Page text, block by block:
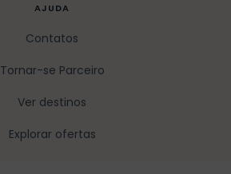
AJUDA
Contatos
Tornar-se Parceiro
Ver destinos
Explorar ofertas